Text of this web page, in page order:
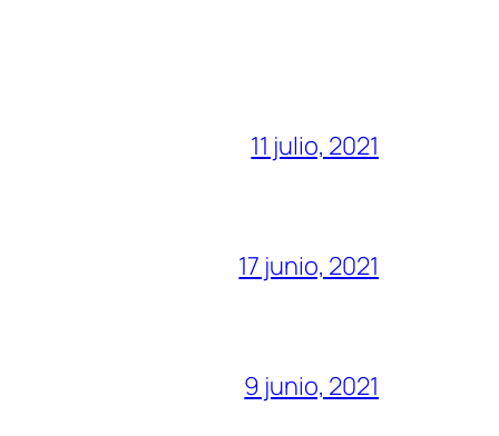
11 julio, 2021
17 junio, 2021
9 junio, 2021